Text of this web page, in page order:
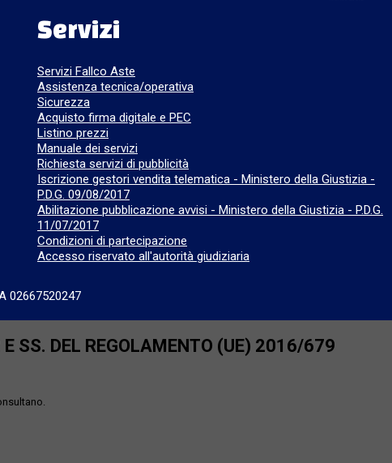
Servizi
Servizi Fallco Aste
Assistenza tecnica/operativa
Sicurezza
Acquisto firma digitale e PEC
Listino prezzi
Manuale dei servizi
Richiesta servizi di pubblicità
Iscrizione gestori vendita telematica - Ministero della Giustizia -
P.D.G. 09/08/2017
Abilitazione pubblicazione avvisi - Ministero della Giustizia - P.D.G.
11/07/2017
Condizioni di partecipazione
Accesso riservato all'autorità giudiziaria
02667520247
SS. DEL REGOLAMENTO (UE) 2016/679